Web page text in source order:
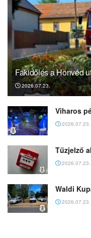
Fakidőlés a Honvéd
2026.07.23.
Viharos
2026.07.23.
Tűzjelző
2026.07.23.
Waldi
2026.07.23.